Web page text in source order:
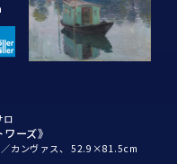
ロ
ーズ》
カンヴァス、
52.9×81.5cm